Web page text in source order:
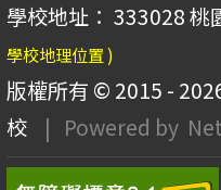
學校地址： 333028 桃
學校地理位置 )
版權所有 © 2015 -
校
| Powered by